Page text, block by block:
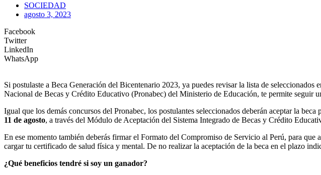
SOCIEDAD
agosto 3, 2023
Facebook
Twitter
LinkedIn
WhatsApp
Si postulaste a Beca Generación del Bicentenario 2023, ya puedes revisar la lista de seleccionados
Nacional de Becas y Crédito Educativo (Pronabec) del Ministerio de Educación, te permite seguir
Igual que los demás concursos del Pronabec, los postulantes seleccionados deberán aceptar la
11 de agosto, a través del Módulo de Aceptación del Sistema Integrado de Becas y Crédito
En ese momento también deberás firmar el Formato del Compromiso de Servicio al Perú, para
cargar tu certificado de salud física y mental. De no realizar la aceptación de la beca en el plazo
¿Qué beneficios tendré si soy un ganador?